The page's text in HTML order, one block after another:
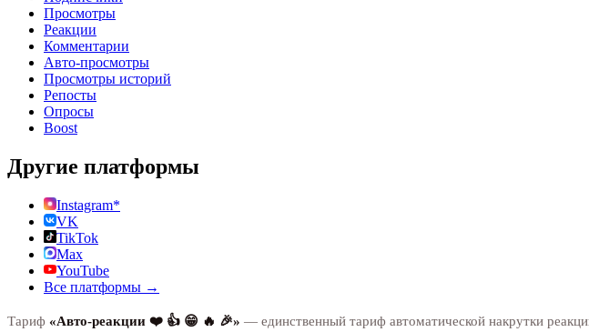
Просмотры
Реакции
Комментарии
Авто-просмотры
Просмотры историй
Репосты
Опросы
Boost
Другие платформы
Instagram*
VK
TikTok
Max
YouTube
Все платформы →
Тариф «Авто-реакции ❤️ 👍 😁 🔥 🎉» — единственный тариф автоматической накрутки